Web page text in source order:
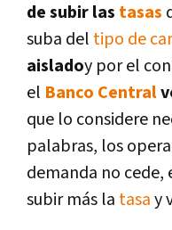
de subir las tasas
suba del tipo de
aisladoy por el
el Banco Central
que lo considere
palabras, los
demanda no cede,
subir más la tasay